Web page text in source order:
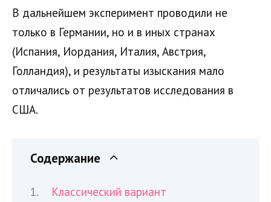
В дальнейшем эксперимент проводили не
только в Германии, но и в иных странах
(Испания, Иордания, Италия, Австрия,
Голландия), и результаты изыскания мало
отличались от результатов исследования в
США.
Содержание
Классический вариант